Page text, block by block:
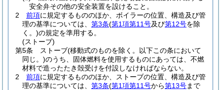
安全弁その他の安全装置を設けること。
2
前項に規定するもののほか、ボイラーの位置、構造及び管
理の基準については、 第3条(第1項第11号及び第12号を除
く。)の規定を準用する。
(ストーブ)
第5条
ストーブ(移動式のものを除く。以下この条において
同じ。)のうち、固体燃料を使用するものにあっては、不燃
材料で造ったたき殻受けを付設しなければならない。
2
前項に規定するもののほか、ストーブの位置、構造及び管
理の基準については、 第3条(第1項第11号から第13号まで